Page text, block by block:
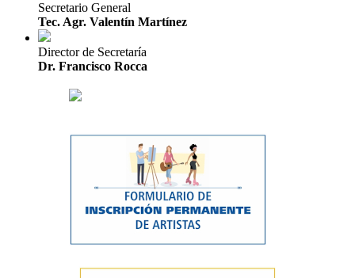
Secretario General
Tec. Agr. Valentín Martínez
Director de Secretaría
Dr. Francisco Rocca